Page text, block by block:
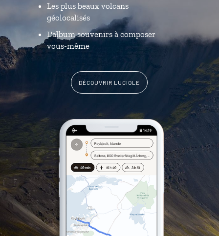
Les plus beaux volcans
géolocalisés
L'album souvenirs à composer
vous-même
DÉCOUVRIR LUCIOLE